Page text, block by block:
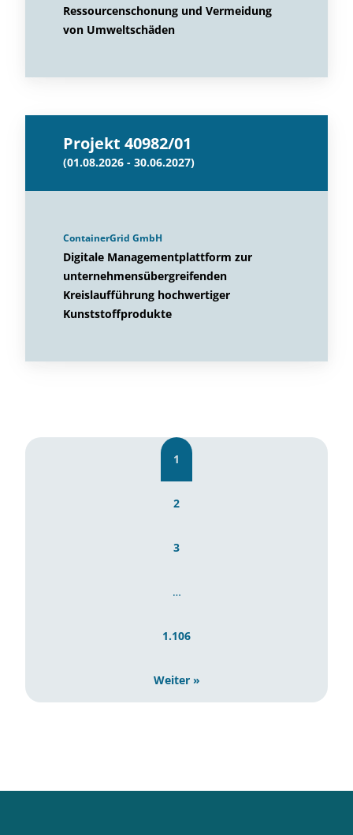
Ressourcenschonung und Vermeidung
von Umweltschäden
Projekt 40982/01
(01.08.2026 - 30.06.2027)
ContainerGrid GmbH
Digitale Managementplattform zur
unternehmensübergreifenden
Kreislaufführung hochwertiger
Kunststoffprodukte
1
2
3
…
1.106
Weiter »